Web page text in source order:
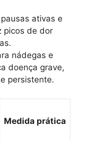
ativas e
picos de dor
nádegas e
doença grave,
persistente.
Medida prática